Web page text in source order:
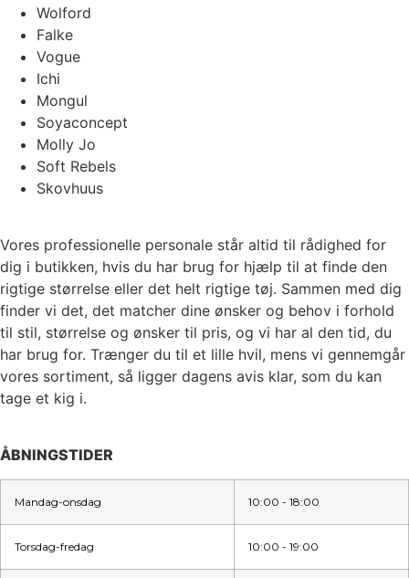
Wolford
Falke
Vogue
Ichi
Mongul
Soyaconcept
Molly Jo
Soft Rebels
Skovhuus
Vores professionelle personale står altid til rådighed for
dig i butikken, hvis du har brug for hjælp til at finde den
rigtige størrelse eller det helt rigtige tøj. Sammen med dig
finder vi det, det matcher dine ønsker og behov i forhold
til stil, størrelse og ønsker til pris, og vi har al den tid, du
har brug for. Trænger du til et lille hvil, mens vi gennemgår
vores sortiment, så ligger dagens avis klar, som du kan
tage et kig i.
ÅBNINGSTIDER
Mandag-onsdag 10:00 - 18:00
Torsdag-fredag 10:00 - 19:00